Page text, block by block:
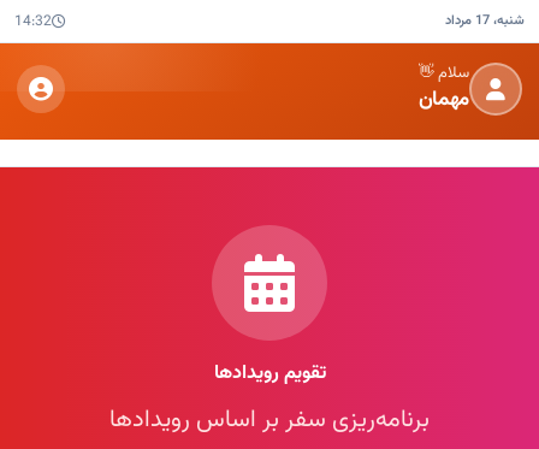
شنبه، 17 مرداد 14:32
سلام 👋
مهمان
تقویم رویدادها
برنامه‌ریزی سفر بر اساس رویدادها